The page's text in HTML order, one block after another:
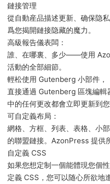
鏈接管理
從自動産品描述更新、确保隐
爲您揭開鏈接隐藏的魔力。
高級報告儀表闆：
誰、在哪裏、多少——使用
活動的全部細節。
輕松使用 Gutenberg 小部件，
直接通過 Gutenberg 區塊編輯
中的任何更改都會立即更新到您
可自定義布局：
網格、方框、列表、表格、小
的聯盟鏈接。AzonPress 提供
自定義 CSS
如果您想定制一個能體現您個
定義 CSS，您可以随心所欲地